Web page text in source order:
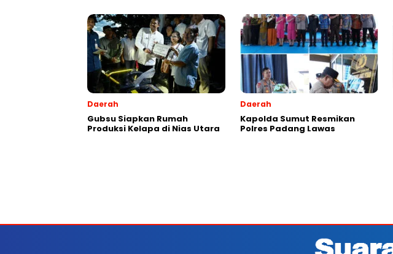
Daerah
Gubsu Siapkan Rumah
Produksi Kelapa di Nias Utara
Daerah
Kapolda Sumut Resmikan
Polres Padang Lawas